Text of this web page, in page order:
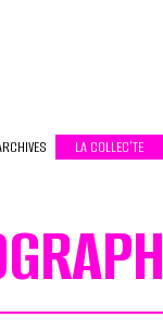
LA COLLEC’TE